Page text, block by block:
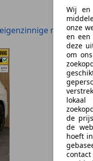
Wij en
onze
en een
deze
om
lokaal
de
de
hoeft
reus is